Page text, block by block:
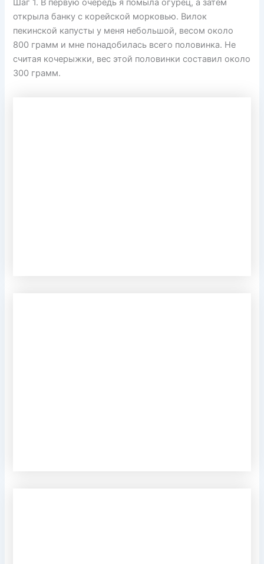
Шаг 1. В первую очередь я помыла огурец, а затем
открыла банку с корейской морковью. Вилок
пекинской капусты у меня небольшой, весом около
800 грамм и мне понадобилась всего половинка. Не
считая кочерыжки, вес этой половинки составил около
300 грамм.